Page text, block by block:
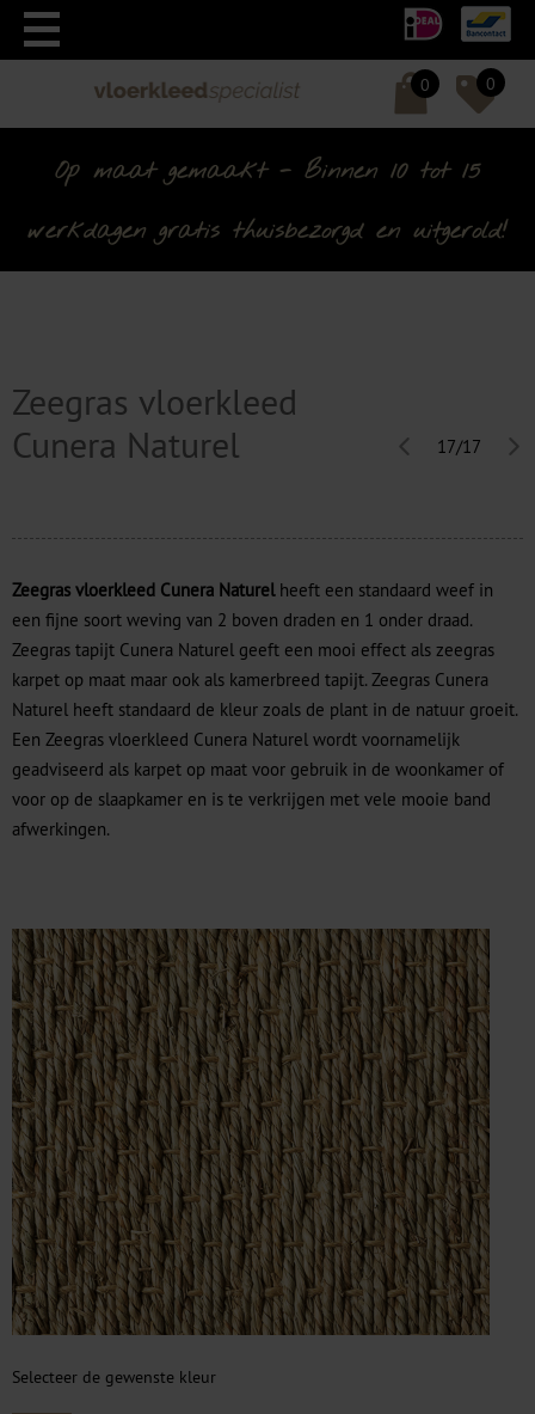
0 0
Op maat gemaakt - Binnen 10 tot 15
werkdagen gratis thuisbezorgd en uitgerold!
Zeegras vloerkleed
Cunera Naturel
17/17
Zeegras vloerkleed Cunera Naturelheeft een standaard weef in
een fijne soort weving van 2 boven draden en 1 onder draad.
Zeegras tapijt Cunera Naturel geeft een mooi effect als zeegras
karpet op maat maar ook als kamerbreed tapijt. Zeegras Cunera
Naturel heeft standaard de kleur zoals de plant in de natuur groeit.
Een Zeegras vloerkleed Cunera Naturel wordt voornamelijk
geadviseerd als karpet op maat voor gebruik in de woonkamer of
voor op de slaapkamer en is te verkrijgen met vele mooie band
afwerkingen.
Selecteer de gewenste kleur